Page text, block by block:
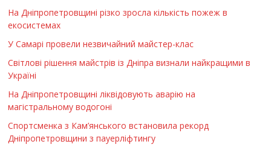
На Дніпропетровщині різко зросла кількість пожеж в
екосистемах
У Самарі провели незвичайний майстер-клас
Світлові рішення майстрів із Дніпра визнали найкращими в
Україні
На Дніпропетровщині ліквідовують аварію на
магістральному водогоні
Спортсменка з Кам’янського встановила рекорд
Дніпропетровщини з пауерліфтингу